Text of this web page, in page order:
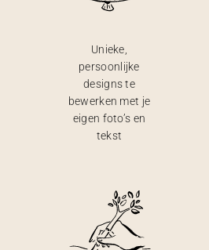
Unieke,
persoonlijke
designs te
bewerken met je
eigen foto’s en
tekst